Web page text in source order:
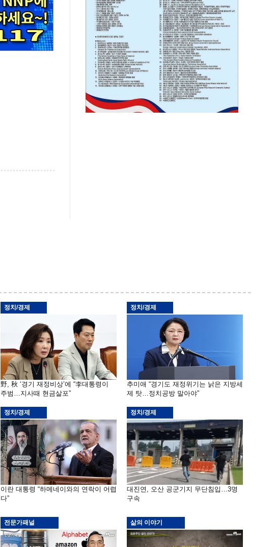
정치/경제
野, 秋 ‘경기 재정비상’에 “李대통령이
주범…지사때 현금살포”
정치/경제
추미애 “경기도 재정위기는 낡은 지방세
제 탓…정치공방 말아야”
정치/경제
이란 대통령 “하메네이와의 연락이 어렵
다”
정치/경제
대진연, 오산 공군기지 무단침입…3명
구속
전문가패널 삶의 이야기